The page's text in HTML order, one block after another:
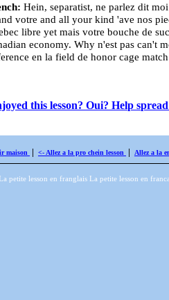
Hein, separatist, ne parlez dit
votre and all your kind 'ave nos
libre yet mais votre bouche de
economy. Why n'est pas can't
en la field de honor cage
this lesson? Oui? Help
maison | <- Allez a la pro chein lesson | Allez a la
petite lesson en franglais La petite lesson en